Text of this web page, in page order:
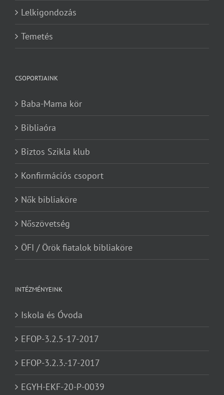
Lelkigondozás
Temetés
CSOPORTJAINK
Baba-Mama kör
Bibliaóra
Biztos Szikla klub
Konfirmációs csoport
Nők bibliaköre
Nőszövetség
ÖFI / Örök fiatalok bibliaköre
INTÉZMÉNYEINK
Iskola és Óvoda
EFOP-3.2.5-17-2017
EFOP-3.2.3.-17-2017
EGYH-EKF-20-P-0039